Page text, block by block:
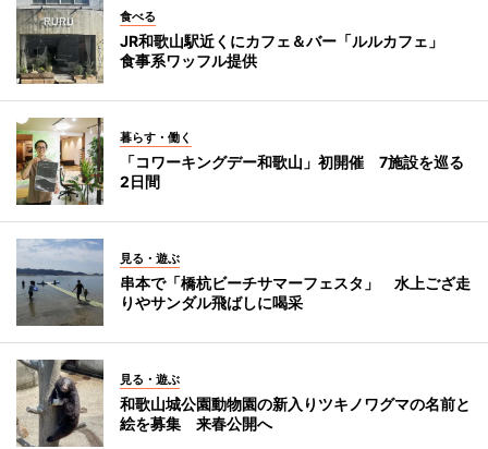
食べる
JR和歌山駅近くにカフェ＆バー「ルルカフェ」
食事系ワッフル提供
暮らす・働く
「コワーキングデー和歌山」初開催 7施設を巡る
2日間
見る・遊ぶ
串本で「橋杭ビーチサマーフェスタ」 水上ござ走
りやサンダル飛ばしに喝采
見る・遊ぶ
和歌山城公園動物園の新入りツキノワグマの名前と
絵を募集 来春公開へ